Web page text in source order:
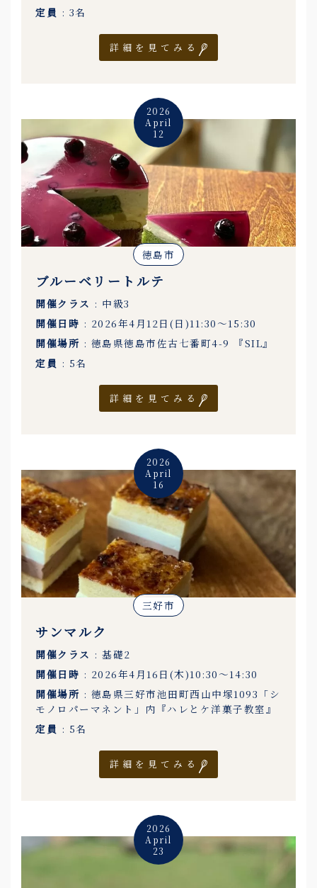
定員 : 3名
詳細を見てみる
2026
April
12
徳島市
ブルーベリートルテ
開催クラス : 中級3
開催日時 : 2026年4月12日(日)11:30〜15:30
開催場所 : 徳島県徳島市佐古七番町4-9 『SIL』
定員 : 5名
詳細を見てみる
2026
April
16
三好市
サンマルク
開催クラス : 基礎2
開催日時 : 2026年4月16日(木)10:30〜14:30
開催場所 : 徳島県三好市池田町西山中塚1093「シ
モノロパーマネント」内『ハレとケ洋菓子教室』
定員 : 5名
詳細を見てみる
2026
April
23